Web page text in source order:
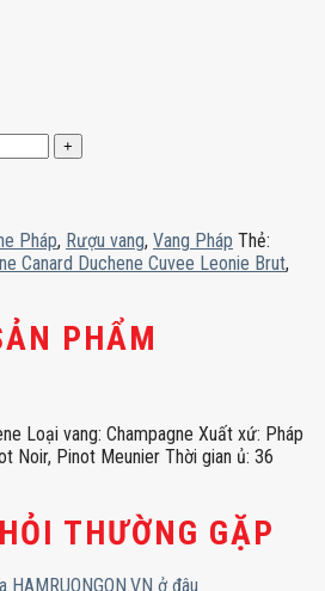
Pháp, Rượu vang, Vang Pháp Thẻ:
Canard Duchene Cuvee Leonie Brut,
PHẨM
Loại vang: Champagne Xuất xứ: Pháp
Noir, Pinot Meunier Thời gian ủ: 36
THƯỜNG GẶP
ở đâu